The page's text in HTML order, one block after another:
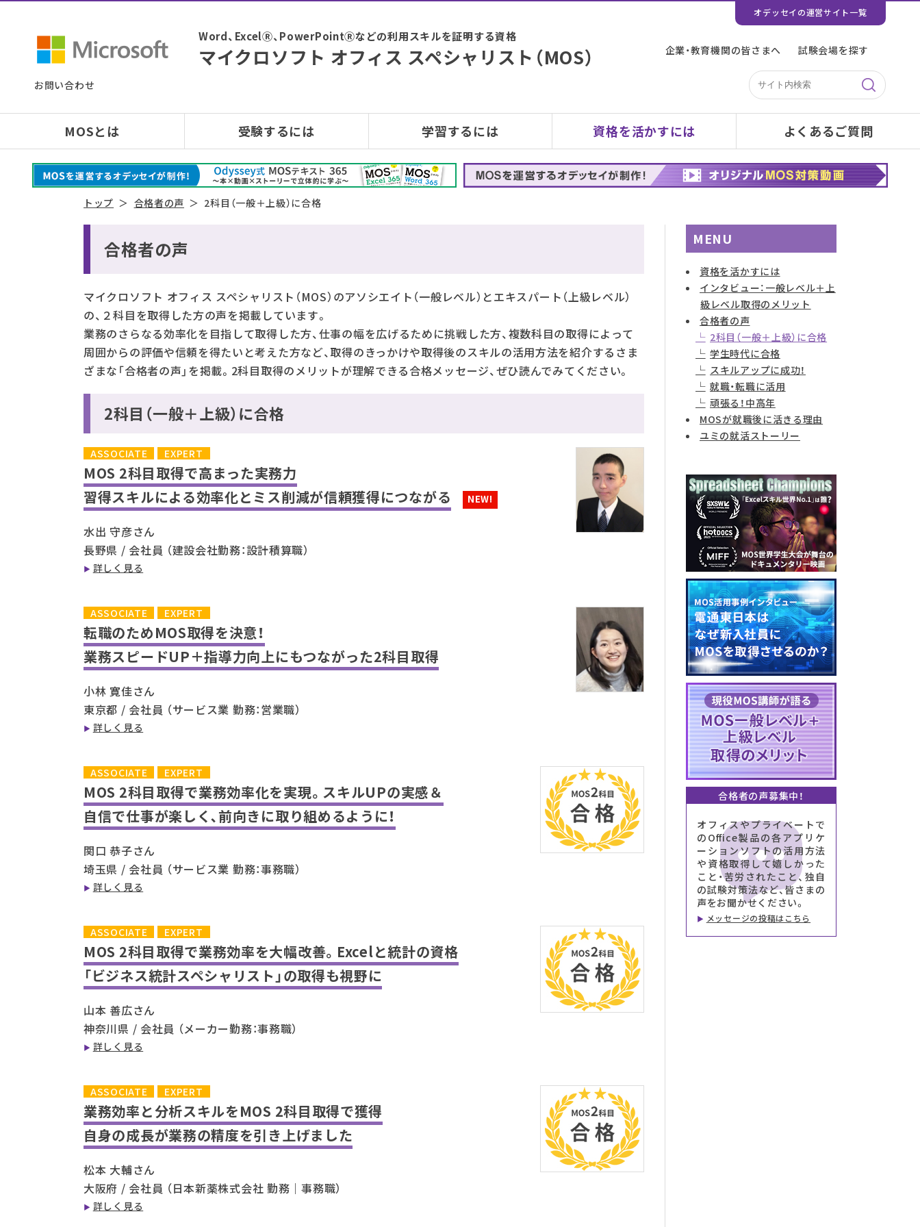
オデッセイの運営サイト一覧
Word、ExcelⓇ、PowerPointⓇなどの利用スキルを証明する資格
マイクロソフト オフィス スペシャリスト（MOS） 企業・教育機関の皆さまへ 試験会場を探す
お問い合わせ
MOSとは 受験するには 学習するには 資格を活かすには よくあるご質問
トップ 合格者の声 2科目（一般＋上級）に合格
合格者の声
マイクロソフト オフィス スペシャリスト（MOS）のアソシエイト（一般レベル）とエキスパート（上級レベル）
の、２科目を取得した方の声を掲載しています。
業務のさらなる効率化を目指して取得した方、仕事の幅を広げるために挑戦した方、複数科目の取得によって
周囲からの評価や信頼を得たいと考えた方など、取得のきっかけや取得後のスキルの活用方法を紹介するさま
ざまな「合格者の声」を掲載。2科目取得のメリットが理解できる合格メッセージ、ぜひ読んでみてください。
2科目（一般＋上級）に合格
ASSOCIATE EXPERT
MOS 2科目取得で高まった実務力
習得スキルによる効率化とミス削減が信頼獲得につながる
NEW!
水出 守彦さん
長野県 / 会社員 （建設会社勤務：設計積算職）
詳しく見る
ASSOCIATE EXPERT
転職のためMOS取得を決意！
業務スピードUP＋指導力向上にもつながった2科目取得
小林 寛佳さん
東京都 / 会社員 （サービス業 勤務：営業職）
詳しく見る
ASSOCIATE EXPERT
MOS 2科目取得で業務効率化を実現。スキルUPの実感＆
自信で仕事が楽しく､前向きに取り組めるように！
関口 恭子さん
埼玉県 / 会社員 （サービス業 勤務：事務職）
詳しく見る
ASSOCIATE EXPERT
MOS 2科目取得で業務効率を大幅改善。Excelと統計の資格
「ビジネス統計スペシャリスト」の取得も視野に
山本 善広さん
神奈川県 / 会社員 （メーカー勤務：事務職）
詳しく見る
ASSOCIATE EXPERT
業務効率と分析スキルをMOS 2科目取得で獲得
自身の成長が業務の精度を引き上げました
松本 大輔さん
大阪府 / 会社員 （日本新薬株式会社 勤務｜事務職）
詳しく見る
MENU
資格を活かすには
インタビュー：一般レベル＋上
級レベル取得のメリット
合格者の声
2科目（一般＋上級）に合格
学生時代に合格
スキルアップに成功！
就職・転職に活用
頑張る！中高年
MOSが就職後に活きる理由
ユミの就活ストーリー
合格者の声募集中！
オフィスやプライベートで
のOffice製品の各アプリケ
ーションソフトの活用方法
や資格取得して嬉しかった
こと・苦労されたこと、独自
の試験対策法など、皆さまの
声をお聞かせください。
メッセージの投稿はこちら